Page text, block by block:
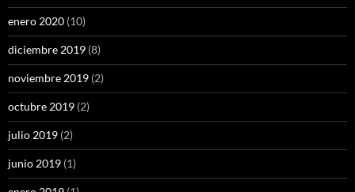
enero 2020 (10)
diciembre 2019 (8)
noviembre 2019 (2)
octubre 2019 (2)
julio 2019 (2)
junio 2019 (1)